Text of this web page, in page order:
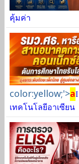
คุ้มค่า
color:yellow;'>a
เทคโนโลยีอาเซียน